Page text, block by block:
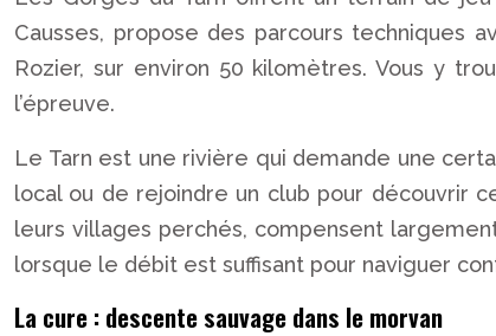
Causses, propose des parcours techniques
Rozier, sur environ 50 kilomètres. Vous y
l’épreuve.
Le Tarn est une rivière qui demande une
local ou de rejoindre un club pour découvrir
leurs villages perchés, compensent
lorsque le débit est suffisant pour naviguer
La cure : descente sauvage dans le morvan